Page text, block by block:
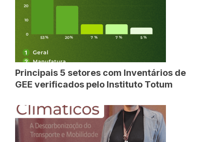
Principais 5 setores com Inventários de
GEE verificados pelo Instituto Totum